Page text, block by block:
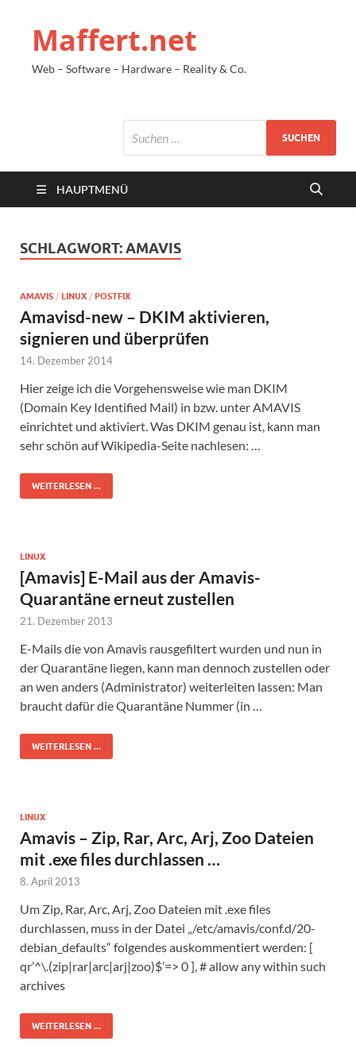
Maffert.net
Web – Software – Hardware – Reality & Co.
HAUPTMENÜ
SCHLAGWORT:AMAVIS
AMAVIS / LINUX / POSTFIX
Amavisd-new – DKIM aktivieren,
signieren und überprüfen
14. Dezember 2014
Hier zeige ich die Vorgehensweise wie man DKIM
(Domain Key Identified Mail) in bzw. unter AMAVIS
einrichtet und aktiviert. Was DKIM genau ist, kann man
sehr schön auf Wikipedia-Seite nachlesen: …
WEITERLESEN ...
LINUX
[Amavis] E-Mail aus der Amavis-
Quarantäne erneut zustellen
21. Dezember 2013
E-Mails die von Amavis rausgefiltert wurden und nun in
der Quarantäne liegen, kann man dennoch zustellen oder
an wen anders (Administrator) weiterleiten lassen: Man
braucht dafür die Quarantäne Nummer (in …
WEITERLESEN ...
LINUX
Amavis – Zip, Rar, Arc, Arj, Zoo Dateien
mit .exe files durchlassen …
8. April 2013
Um Zip, Rar, Arc, Arj, Zoo Dateien mit .exe files
durchlassen, muss in der Datei „/etc/amavis/conf.d/20-
debian_defaults“ folgendes auskommentiert werden: [
qr’^\.(zip|rar|arc|arj|zoo)$’=> 0 ], # allow any within such
archives
WEITERLESEN ...